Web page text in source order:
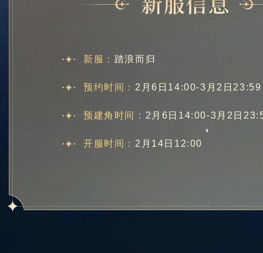
新服： 踏浪而归
预约时间： 2月6日14:00-3月2日23:59
预建角时间： 2月6日14:00-3月2日
开服时间： 2月14日12:00